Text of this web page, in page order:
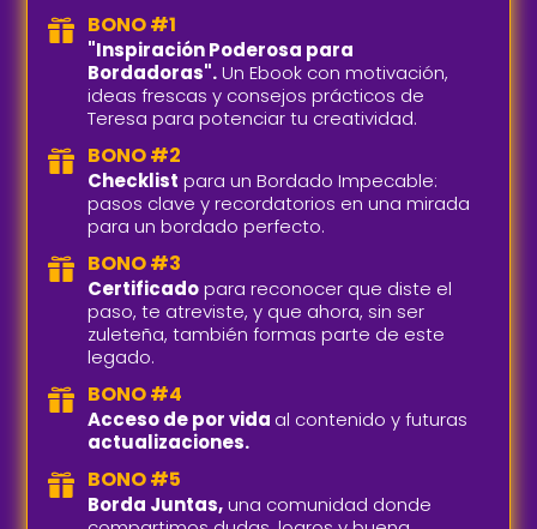
 BONO #1
"Inspiración Poderosa para
Bordadoras".Un Ebook con motivación,
ideas frescas y consejos prácticos de
Teresa para potenciar tu creatividad.
 BONO #2
Checklist para un Bordado Impecable:
pasos clave y recordatorios en una mirada
para un bordado perfecto.
 BONO #3
Certificadopara reconocer que diste el
paso, te atreviste, y que ahora, sin ser
zuleteña, también formas parte de este
legado.
 BONO #4
Acceso de por vida al contenido y futuras
actualizaciones.
 BONO #5
Borda Juntas,una comunidad donde